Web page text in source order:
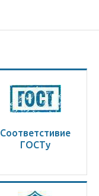
Соответстивие
ГОСТу